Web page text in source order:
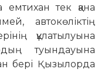
тек қана
автокөліктің
құлатылуына
туындауына
бері Қызылорда